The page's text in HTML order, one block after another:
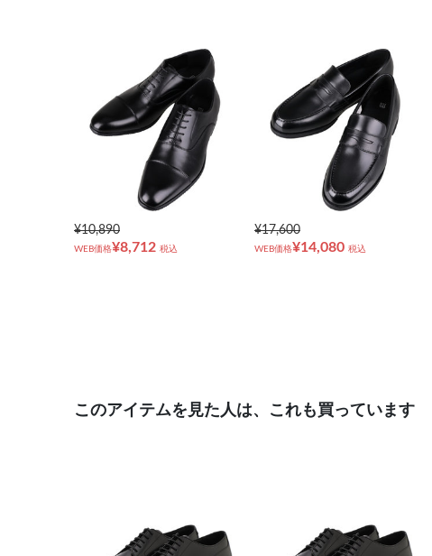
¥10,890
WEB価格¥8,712 税込
¥17,600
WEB価格¥14,080 税込
このアイテムを見た人は、これも買っています